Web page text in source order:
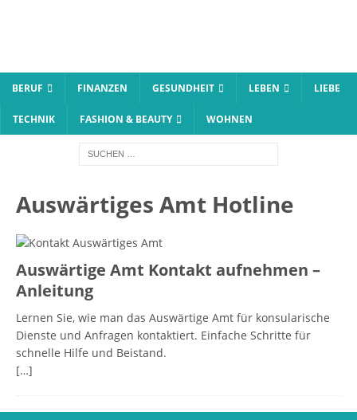
BERUF FINANZEN GESUNDHEIT LEBEN LIEBE
TECHNIK FASHION & BEAUTY WOHNEN
Auswärtiges Amt Hotline
Auswärtige Amt Kontakt aufnehmen –
Anleitung
Lernen Sie, wie man das Auswärtige Amt für konsularische
Dienste und Anfragen kontaktiert. Einfache Schritte für
schnelle Hilfe und Beistand.
[…]